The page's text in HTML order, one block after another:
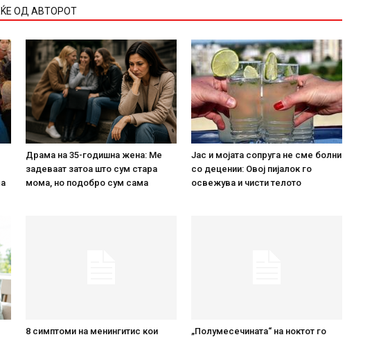
ОД АВТОРОТ
Драма на 35-годишна жена: Ме
задеваат затоа што сум стара
мома, но подобро сум сама
Јас и мојата сопруга не сме болни
со децении: Овој пијалок го
освежува и чисти телото
8 симптоми на менингитис кои
„Полумесечината“ на ноктот го